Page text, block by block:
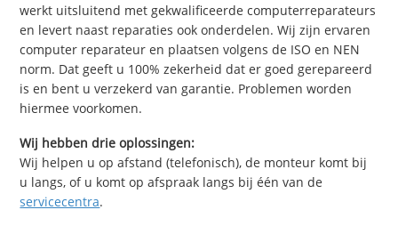
werkt uitsluitend met gekwalificeerde computerreparateurs
en levert naast reparaties ook onderdelen. Wij zijn ervaren
computer reparateur en plaatsen volgens de ISO en NEN
norm. Dat geeft u 100% zekerheid dat er goed gerepareerd
is en bent u verzekerd van garantie. Problemen worden
hiermee voorkomen.
Wij hebben drie oplossingen:
Wij helpen u op afstand (telefonisch), de monteur komt bij
u langs, of u komt op afspraak langs bij één van de
servicecentra.